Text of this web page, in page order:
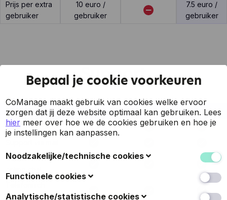
Prijs per extra
gebruiker
10 euro /
gebruiker
7.5 euro /
gebruiker
Support
Feature Gripp Simpla
CoManage
7 op 7 support
Support via
support
Bepaal je cookie voorkeuren
CoManage maakt gebruik van cookies welke ervoor
zorgen dat jij deze website optimaal kan gebruiken. Lees
hier meer over hoe we de cookies gebruiken en hoe je
je instellingen kan aanpassen.
Noodzakelijke/technische cookies
Deze cookies verzamelen gegevens om de
gebruiksvriendelijkheid van de website en de ervaring
van de bezoekers te verbeteren (zoals u herkennen
Functionele cookies
Ook bekend als 'voorkeurscookies': met deze cookies
Analytische/statistische cookies